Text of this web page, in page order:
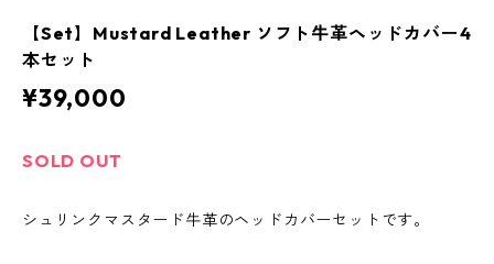
【Set】Mustard Leather ソフト牛革ヘッドカバー4
本セット
¥39,000
SOLD OUT
シュリンクマスタード牛革のヘッドカバーセットです。